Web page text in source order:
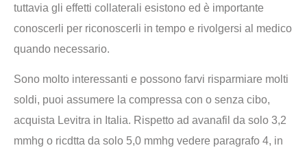
tuttavia gli effetti collaterali esistono ed è importante
conoscerli per riconoscerli in tempo e rivolgersi al medico
quando necessario.
Sono molto interessanti e possono farvi risparmiare molti
soldi, puoi assumere la compressa con o senza cibo,
acquista Levitra in Italia. Rispetto ad avanafil da solo 3,2
mmhg o ricdtta da solo 5,0 mmhg vedere paragrafo 4, in